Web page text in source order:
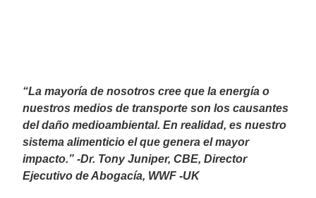
“La mayoría de nosotros cree que la energía o
nuestros medios de transporte son los causantes
del daño medioambiental. En realidad, es nuestro
sistema alimenticio el que genera el mayor
impacto.” -Dr. Tony Juniper, CBE, Director
Ejecutivo de Abogacía, WWF -UK